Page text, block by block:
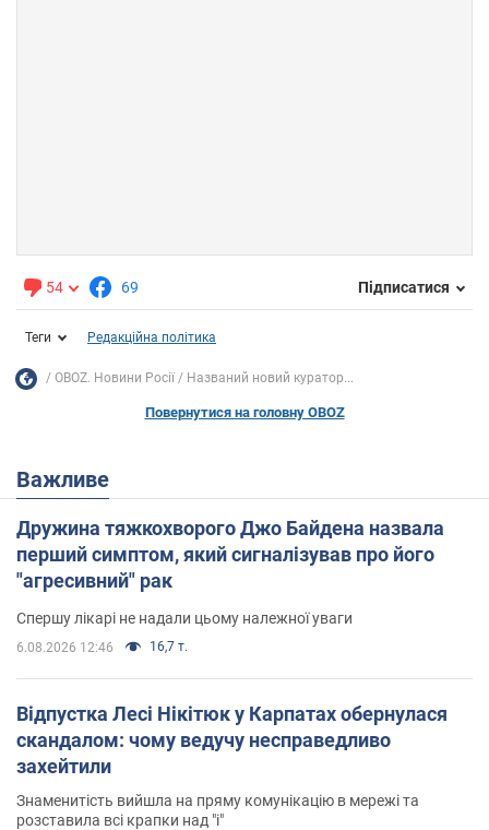
54 69 Підписатися
Теги Редакційна політика
OBOZ. Новини Росії Названий новий куратор...
Повернутися на головну OBOZ
Важливе
Дружина тяжкохворого Джо Байдена назвала
перший симптом, який сигналізував про його
"агресивний" рак
Спершу лікарі не надали цьому належної уваги
6.08.2026 12:46 16,7 т.
Відпустка Лесі Нікітюк у Карпатах обернулася
скандалом: чому ведучу несправедливо
захейтили
Знаменитість вийшла на пряму комунікацію в мережі та
розставила всі крапки над "і"